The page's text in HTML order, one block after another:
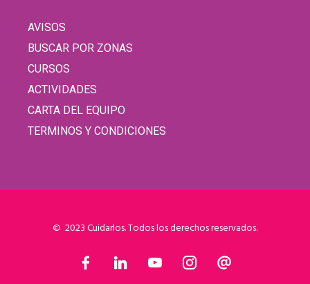
AVISOS
BUSCAR POR ZONAS
CURSOS
ACTIVIDADES
CARTA DEL EQUIPO
TERMINOS Y CONDICIONES
© 2023 Cuidarlos. Todos los derechos reservados.